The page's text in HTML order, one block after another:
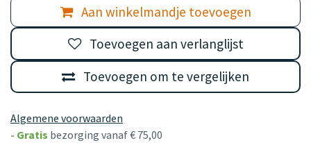
Aan winkelmandje toevoegen
Toevoegen om te vergelijken
Toevoegen aan verlanglijst
Algemene voorwaarden
- Gratis bezorging vanaf € 75,00